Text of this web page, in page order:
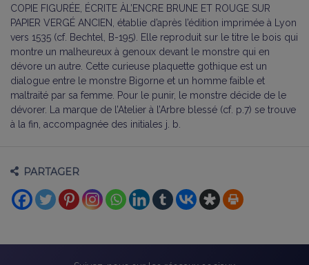
COPIE FIGURÉE, ÉCRITE ÀL’ENCRE BRUNE ET ROUGE SUR
PAPIER VERGÉ ANCIEN, établie d’après l’édition imprimée à Lyon
vers 1535 (cf. Bechtel, B-195). Elle reproduit sur le titre le bois qui
montre un malheureux à genoux devant le monstre qui en
dévore un autre. Cette curieuse plaquette gothique est un
dialogue entre le monstre Bigorne et un homme faible et
maltraité par sa femme. Pour le punir, le monstre décide de le
dévorer. La marque de l’Atelier à l’Arbre blessé (cf. p.7) se trouve
à la fin, accompagnée des initiales j. b.
PARTAGER